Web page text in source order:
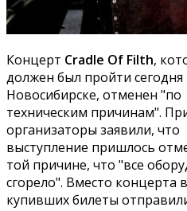
Концерт Cradle Of Filth,
должен был пройти сегодня
Новосибирске, отменен "по
техническим причинам".
организаторы заявили, что
выступление пришлось
той причине, что "все
сгорело". Вместо концерта
купивших билеты